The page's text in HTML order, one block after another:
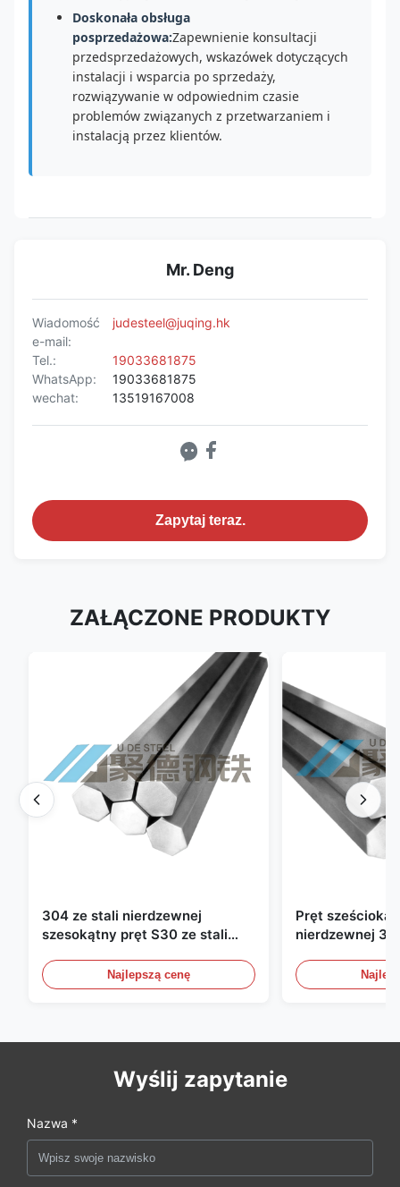
Doskonała obsługa
posprzedażowa:Zapewnienie konsultacji
przedsprzedażowych, wskazówek dotyczących
instalacji i wsparcia po sprzedaży,
rozwiązywanie w odpowiednim czasie
problemów związanych z przetwarzaniem i
instalacją przez klientów.
Mr. Deng
Wiadomość
e-mail:
judesteel@juqing.hk
Tel.:
19033681875
WhatsApp:
19033681875
wechat:
13519167008
Zapytaj teraz.
ZAŁĄCZONE PRODUKTY
304 ze stali nierdzewnej
szesokątny pręt S30 ze stali
wyciągniętej na zimno
Najlepszą cenę
Pręt
nierdzewnej
jasnej stali
przemysłu
Wyślij zapytanie
Nazwa *